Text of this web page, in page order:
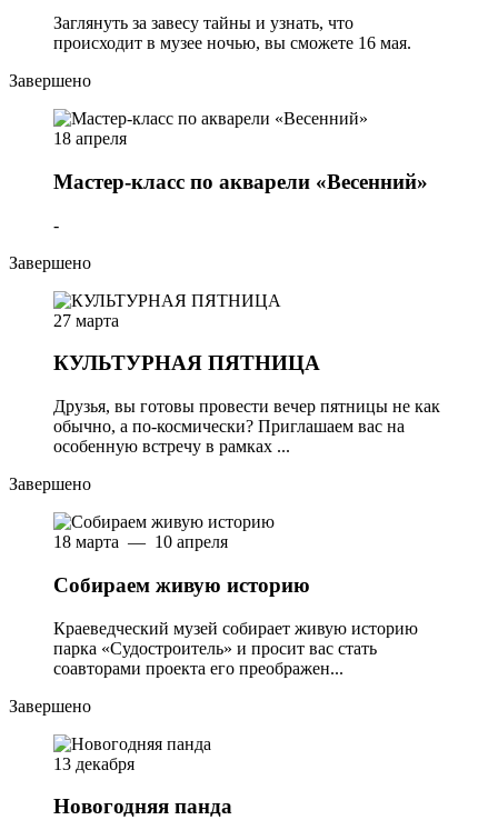
Заглянуть за завесу тайны и узнать, что
происходит в музее ночью, вы сможете 16 мая.
Завершено
18 апреля
Мастер-класс по акварели «Весенний»
-
Завершено
27 марта
КУЛЬТУРНАЯ ПЯТНИЦА
Друзья, вы готовы провести вечер пятницы не как
обычно, а по-космически? Приглашаем вас на
особенную встречу в рамках ...
Завершено
18 марта — 10 апреля
Собираем живую историю
Краеведческий музей собирает живую историю
парка «Судостроитель» и просит вас стать
соавторами проекта его преображен...
Завершено
13 декабря
Новогодняя панда